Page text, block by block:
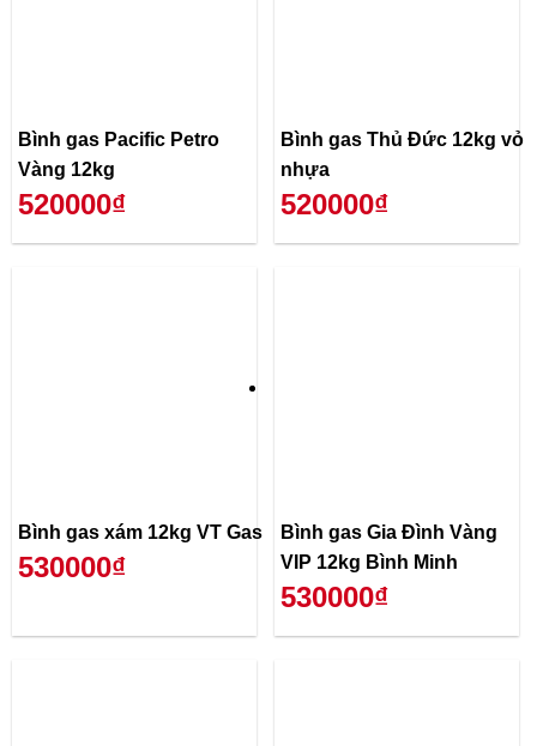
Bình gas Pacific Petro
Vàng 12kg
520000₫
Bình gas Thủ Đức 12kg vỏ
nhựa
520000₫
Bình gas xám 12kg VT Gas
530000₫
Bình gas Gia Đình Vàng
VIP 12kg Bình Minh
530000₫